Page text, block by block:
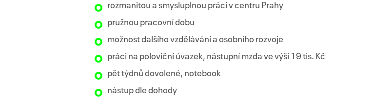
rozmanitou a smysluplnou práci v centru Prahy
pružnou pracovní dobu
možnost dalšího vzdělávání a osobního rozvoje
práci na poloviční úvazek, nástupní mzda ve výši 19 tis. Kč
pět týdnů dovolené, notebook
nástup dle dohody